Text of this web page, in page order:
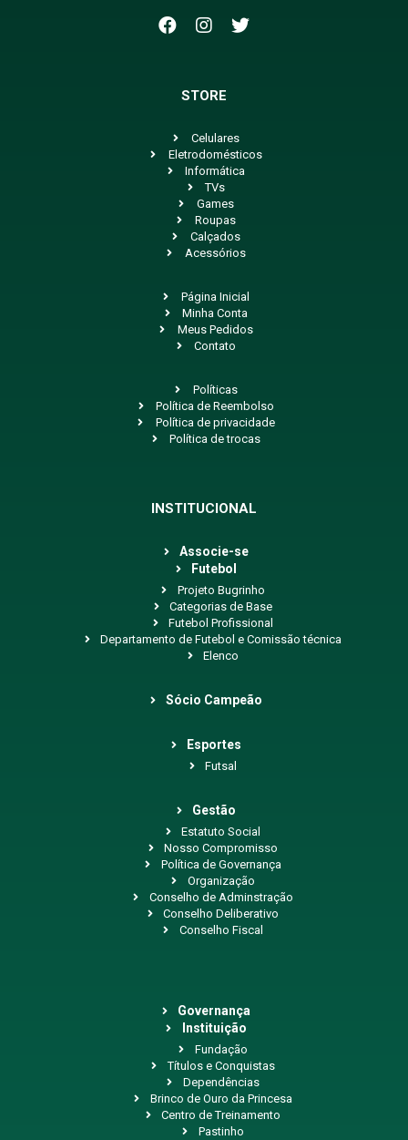
STORE
Celulares
Eletrodomésticos
Informática
TVs
Games
Roupas
Calçados
Acessórios
Página Inicial
Minha Conta
Meus Pedidos
Contato
Políticas
Política de Reembolso
Política de privacidade
Política de trocas
INSTITUCIONAL
Associe-se
Futebol
Projeto Bugrinho
Categorias de Base
Futebol Profissional
Departamento de Futebol e Comissão técnica
Elenco
Sócio Campeão
Esportes
Futsal
Gestão
Estatuto Social
Nosso Compromisso
Política de Governança
Organização
Conselho de Adminstração
Conselho Deliberativo
Conselho Fiscal
Governança
Instituição
Fundação
Títulos e Conquistas
Dependências
Brinco de Ouro da Princesa
Centro de Treinamento
Pastinho